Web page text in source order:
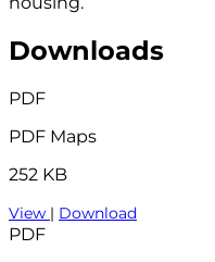
Downloads
PDF
PDF Maps
252 KB
View | Download
PDF